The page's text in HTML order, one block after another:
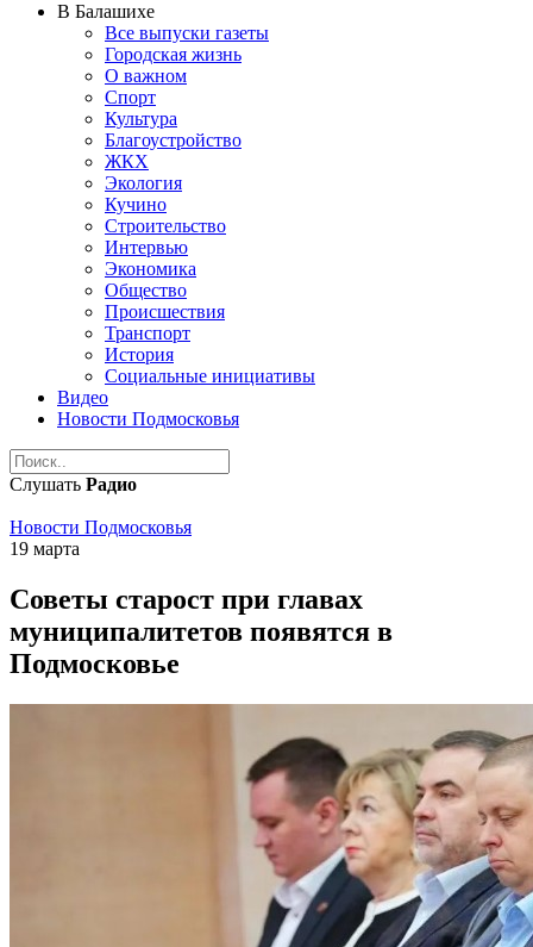
В Балашихе
Все выпуски газеты
Городская жизнь
О важном
Спорт
Культура
Благоустройство
ЖКХ
Экология
Кучино
Строительство
Интервью
Экономика
Общество
Происшествия
Транспорт
История
Социальные инициативы
Видео
Новости Подмосковья
Слушать Радио
Новости Подмосковья
19 марта
Советы старост при главах
муниципалитетов появятся в
Подмосковье